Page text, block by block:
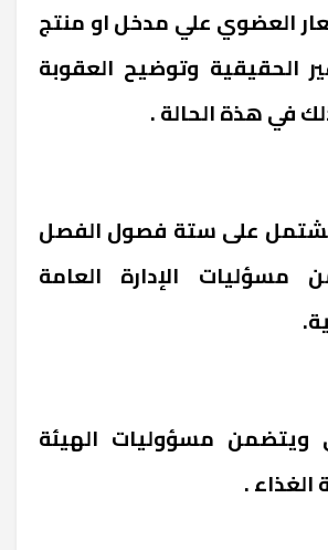
العضوي علي مدخل او منتج
الحقيقية وتوضيح العقوبة
في هذة الحالة .
ويشتمل على ستة فصول الفصل
مسؤليات الإدارة العامة
ويتضمن مسؤوليات الهيئة
الغذاء .